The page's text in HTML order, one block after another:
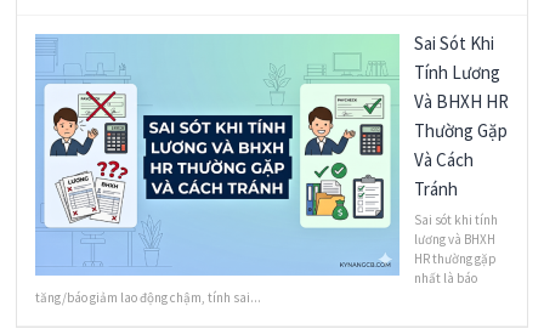
Sai Sót Khi
Tính Lương
Và BHXH HR
Thường Gặp
Và Cách
Tránh
Sai sót khi tính
lương và BHXH
HR thường gặp
nhất là báo
tăng/báo giảm lao động chậm, tính sai...